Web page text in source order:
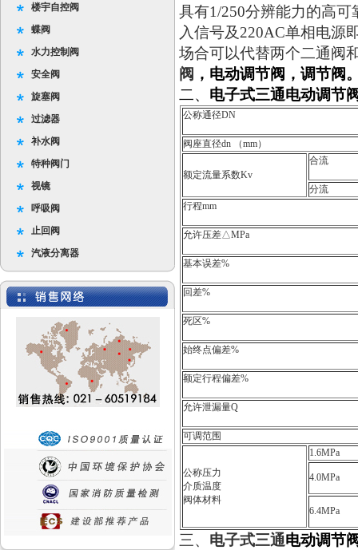
楼宇自控阀
蝶阀
水力控制阀
安全阀
旋塞阀
过滤器
补水阀
特种阀门
视镜
呼吸阀
止回阀
汽液分离器
具有1/250分辨能力的高
入信号及220AC单相电源
场合可以代替两个二通阀
阀 ，电动调节阀，调节阀
二、 电子式三通电动调节
公称通径DN
阀座直径dn （mm）
额定流量系数Kv
合流
分流
行程mm
允许压差△MPa
基本误差%
回差%
死区%
始终点偏差%
额定行程偏差%
允许泄漏量Q
可调范围
公称压力
介质温度
阀体材料
1.6MPa
4.0MPa
6.4MPa
三、 电子式三通电动调节